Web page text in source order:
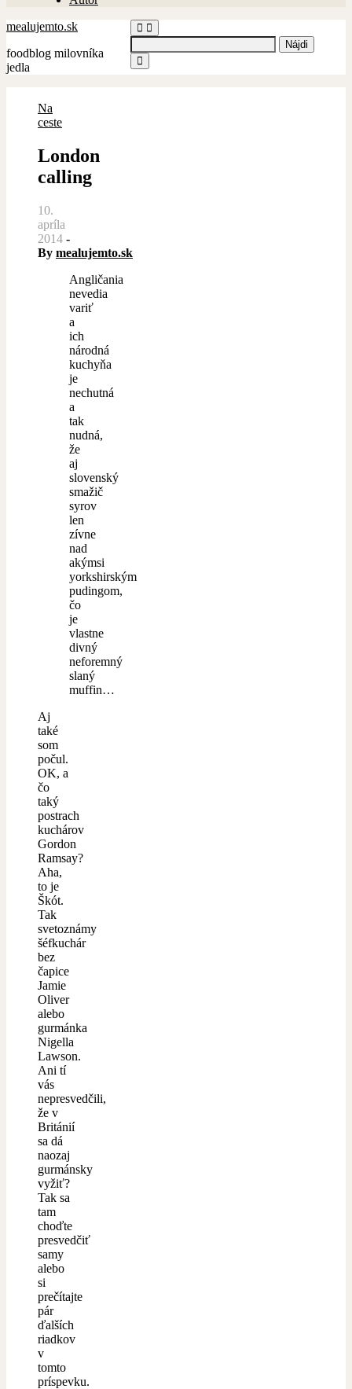
Hľadať:
mealujemto.sk
foodblog milovníka
jedla
Na
ceste
London
calling
10.
apríla
2014 -
By mealujemto.sk
Angličania
nevedia
variť
a
ich
národná
kuchyňa
je
nechutná
a
tak
nudná,
že
aj
slovenský
smažič
syrov
len
zívne
nad
akýmsi
yorkshirským
pudingom,
čo
je
vlastne
divný
neforemný
slaný
muffin…
Aj
také
som
počul.
OK, a
čo
taký
postrach
kuchárov
Gordon
Ramsay?
Aha,
to je
Škót.
Tak
svetoznámy
šéfkuchár
bez
čapice
Jamie
Oliver
alebo
gurmánka
Nigella
Lawson.
Ani tí
vás
nepresvedčili,
že v
Británií
sa dá
naozaj
gurmánsky
vyžiť?
Tak sa
tam
choďte
presvedčiť
samy
alebo
si
prečítajte
pár
ďalších
riadkov
v
tomto
príspevku.